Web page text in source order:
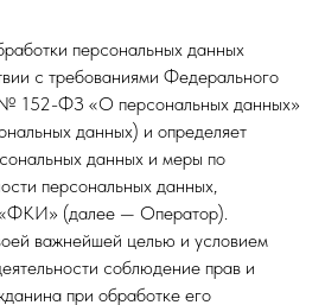
персональных данных
с требованиями Федерального
152-ФЗ «О персональных данных»
данных) и определяет
данных и меры по
персональных данных,
(далее — Оператор).
важнейшей целью и условием
соблюдение прав и
при обработке его